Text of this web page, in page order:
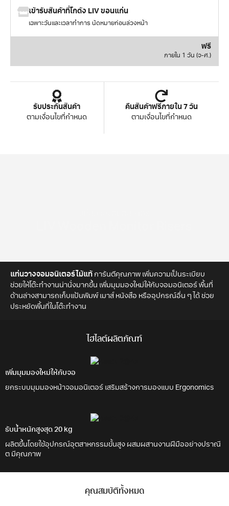
เข้ารับสินค้าที่โกดัง LIV ขอนแก่น
เฉพาะวันและเวลาทำการ นัดหมายก่อนล่วงหน้า
ฟรี
ภายใน 1 วัน (จ-ศ.)
รับประกันสินค้า
ตามเงื่อนไขที่กำหนด
คืนสินค้าฟรีภายใน 7 วัน
ตามเงื่อนไขที่กำหนด
แท่นวางจอมอนิเตอร์ไม้แท้ การันตีคุณภาพ เพิ่มความเป็นระเบียบ
ช่วยให้โต๊ะทำงานน่านั่งมากขึ้น เพิ่มมุมมองใหม่ให้กับจอมอนิเตอร์ พื้นที่
ด้านล่างสามารถเก็บแป้นพิมพ์ เมาส์ หนังสือ หรืออุปกรณ์อื่น ๆ ได้ ช่วย
ประหยัดพื้นที่ในโต๊ะทำงาน
ไฮไลต์ผลิตภัณฑ์
เพิ่มมุมมองใหม่ให้กับจอ
ยกระบบมุมมองหน้าจอมอนิเตอร์ เสริมสร้างการมองแบบ Ergonomics
รับน้ำหนักสูงสุด 20 kg
ผลิตขึ้นโดยใช้อุปกรณ์อุตสาหกรรมขั้นสูง ผสมผสานงานฝีมืออย่างปราณี
ต มีคุณภาพ
คุณสมบัติทั้งหมด